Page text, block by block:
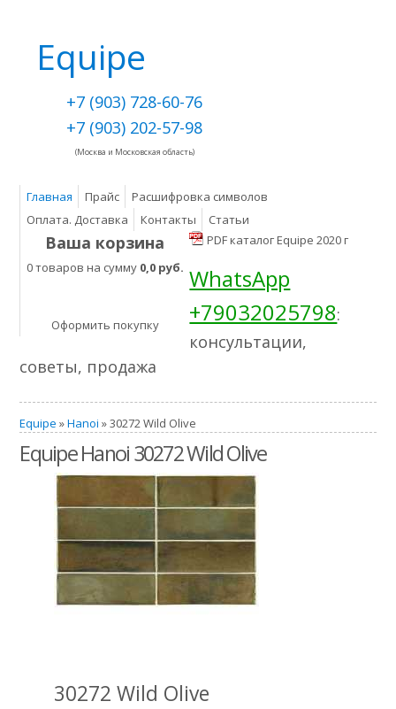
Equipe
+7 (903) 728-60-76
+7 (903) 202-57-98
(Москва и Московская область)
Главная Прайс
Расшифровка символов
Оплата. Доставка
Контакты Статьи
Ваша корзина
0 товаров на сумму 0,0 руб.
Оформить покупку
PDF каталог Equipe 2020 г
WhatsApp
+79032025798:
консультации,
советы, продажа
Equipe »Hanoi » 30272 Wild Olive
Equipe Hanoi 30272 Wild Olive
30272 Wild Olive